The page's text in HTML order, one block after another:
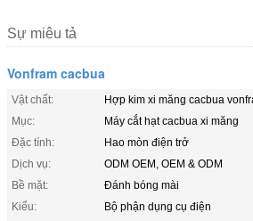
Sự miêu tả
Vonfram cacbua
Vật chất:
Hợp kim xi măng cacbua
Mục:
Máy cắt hạt cacbua xi măng
Đặc tính:
Hao mòn điện trở
Dịch vụ:
ODM OEM, OEM & ODM
Bề mặt:
Đánh bóng mài
Kiểu:
Bộ phận dụng cụ điện